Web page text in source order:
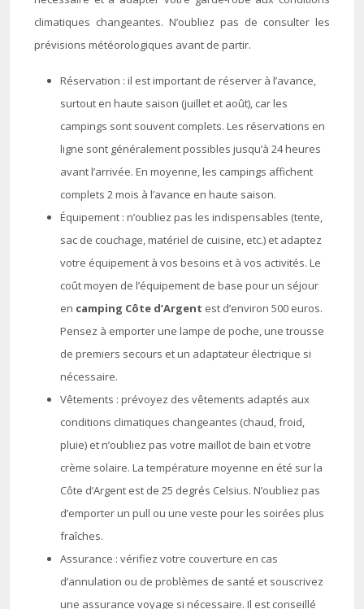
climatiques changeantes. N’oubliez pas de consulter les
prévisions météorologiques avant de partir.
Réservation : il est important de réserver à l’avance,
surtout en haute saison (juillet et août), car les
campings sont souvent complets. Les réservations en
ligne sont généralement possibles jusqu’à 24 heures
avant l’arrivée. En moyenne, les campings affichent
complets 2 mois à l’avance en haute saison.
Équipement : n’oubliez pas les indispensables (tente,
sac de couchage, matériel de cuisine, etc.) et adaptez
votre équipement à vos besoins et à vos activités. Le
coût moyen de l’équipement de base pour un séjour
en camping Côte d’Argent est d’environ 500 euros.
Pensez à emporter une lampe de poche, une trousse
de premiers secours et un adaptateur électrique si
nécessaire.
Vêtements : prévoyez des vêtements adaptés aux
conditions climatiques changeantes (chaud, froid,
pluie) et n’oubliez pas votre maillot de bain et votre
crème solaire. La température moyenne en été sur la
Côte d’Argent est de 25 degrés Celsius. N’oubliez pas
d’emporter un pull ou une veste pour les soirées plus
fraîches.
Assurance : vérifiez votre couverture en cas
d’annulation ou de problèmes de santé et souscrivez
une assurance voyage si nécessaire. Il est conseillé